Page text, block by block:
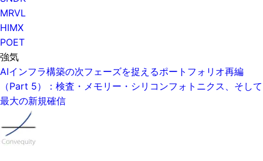
MRVL
HIMX
POET
強気
AIインフラ構築の次フェーズを捉えるポートフォリオ再編
（Part 5）：検査・メモリー・シリコンフォトニクス、そして
最大の新規確信